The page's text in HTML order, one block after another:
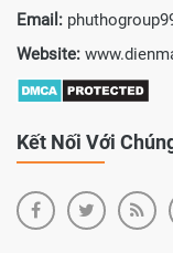
Email:
Website:
Kết Nối Với